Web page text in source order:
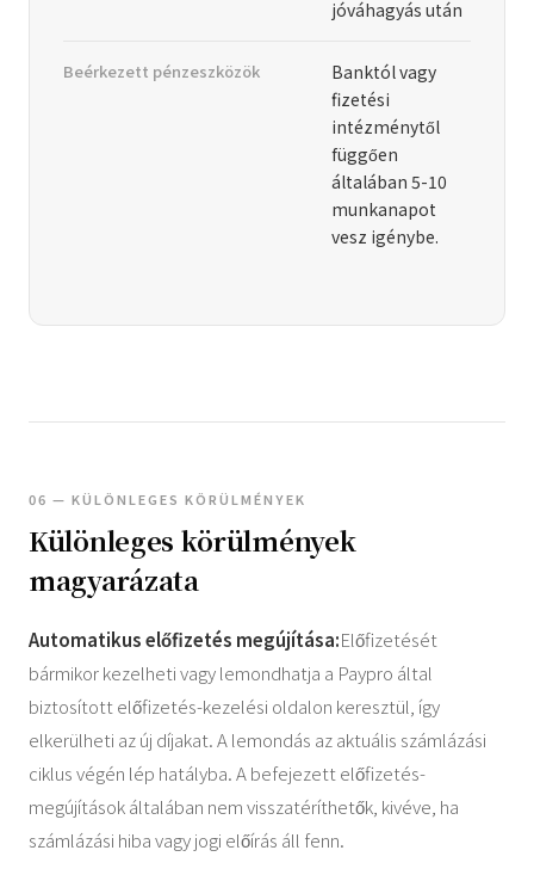
jóváhagyás után
Beérkezett pénzeszközök
Banktól vagy
fizetési
intézménytől
függően
általában 5-10
munkanapot
vesz igénybe.
06 — KÜLÖNLEGES KÖRÜLMÉNYEK
Különleges körülmények
magyarázata
Automatikus előfizetés megújítása:Előfizetését
bármikor kezelheti vagy lemondhatja a Paypro által
biztosított előfizetés-kezelési oldalon keresztül, így
elkerülheti az új díjakat. A lemondás az aktuális számlázási
ciklus végén lép hatályba. A befejezett előfizetés-
megújítások általában nem visszatéríthetők, kivéve, ha
számlázási hiba vagy jogi előírás áll fenn.